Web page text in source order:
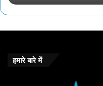
हमारे बारे में